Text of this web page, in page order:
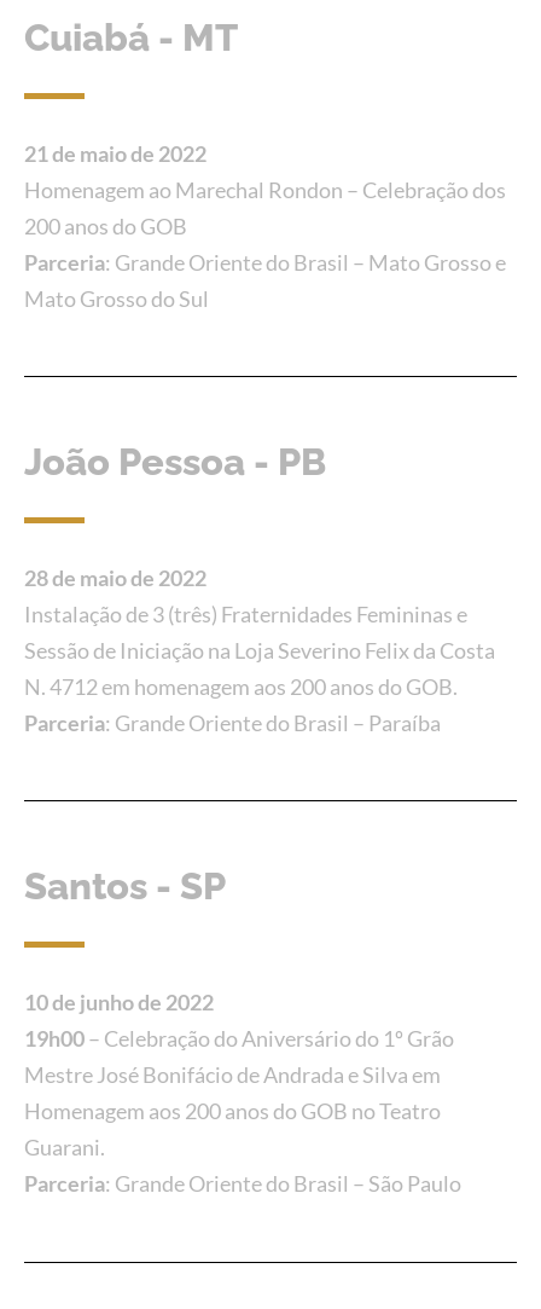
Cuiabá - MT
21 de maio de 2022
Homenagem ao Marechal Rondon – Celebração dos
200 anos do GOB
Parceria: Grande Oriente do Brasil – Mato Grosso e
Mato Grosso do Sul
João Pessoa - PB
28 de maio de 2022
Instalação de 3 (três) Fraternidades Femininas e
Sessão de Iniciação na Loja Severino Felix da Costa
N. 4712 em homenagem aos 200 anos do GOB.
Parceria: Grande Oriente do Brasil – Paraíba
Santos - SP
10 de junho de 2022
19h00– Celebração do Aniversário do 1º Grão
Mestre José Bonifácio de Andrada e Silva em
Homenagem aos 200 anos do GOB no Teatro
Guarani.
Parceria: Grande Oriente do Brasil – São Paulo